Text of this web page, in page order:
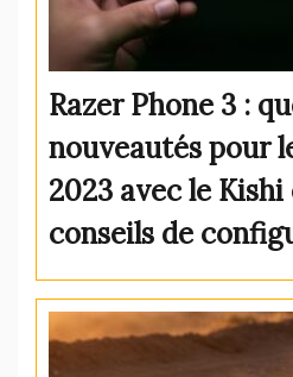
Razer Phone 3 :
nouveautés pour
2023 avec le Kishi
conseils de